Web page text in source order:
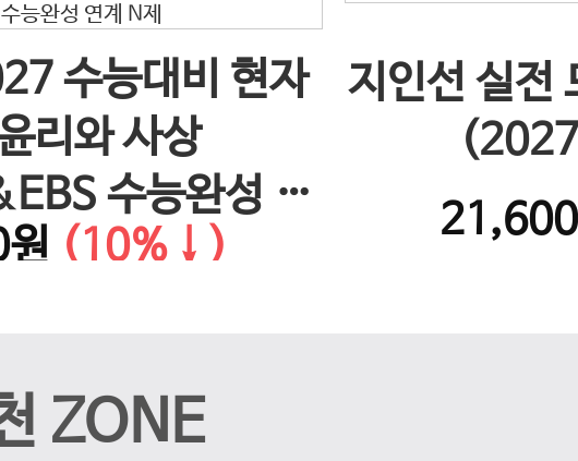
수능대비 현자
리와 사상
수능완성 연
N제
(10%↓)
지인선 실전
ZONE